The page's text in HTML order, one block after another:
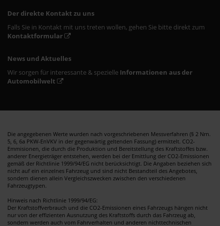
Der direkte Kontakt zu uns
Falls Sie in Kontakt mit uns treten wollen, gehen Sie bitte direkt zum
Kontaktformular
News und Aktuelles
Wir sorgen für interessante & spezielle Informationen aus der
Automobilwelt
Die angegebenen Werte wurden nach vorgeschriebenen Messverfahren (§ 2 Nrn.
5, 6, 6a PKW-EnVKV in der gegenwärtig geltenden Fassung) ermittelt. CO2-
Emmisionen, die durch die Produktion und Bereitstellung des Kraftstoffes bzw.
anderer Energieträger entstehen, werden bei der Emittlung der CO2-Emissionen
gemäß der Richtlinie 1999/94/EG nicht berücksichtigt. Die Angaben beziehen sich
nicht auf ein einzelnes Fahrzeug und sind nicht Bestandteil des Angebotes,
sondern dienen allein Vergleichszwecken zwischen den verschiedenen
Fahrzeugtypen.
Hinweis nach Richtlinie 1999/94/EG:
Der Kraftstoffverbrauch und die CO2-Emissionen eines Fahrzeugs hängen nicht
nur von der effizienten Ausnutzung des Kraftstoffs durch das Fahrzeug ab,
sondern werden auch vom Fahrverhalten und anderen nichttechnischen